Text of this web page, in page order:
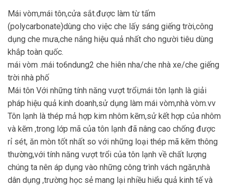
Mái vòm,mái tôn,cửa sắt.được làm từ tấm
(polycarbonate)dùng cho việc che lấy sáng giếng trời,công
dụng che mưa,che nắng hiệu quả nhất cho người tiêu dùng
khắp toàn quốc.
mái vòm .mái to6ndung2 che hiên nha/che nhà xe/che giếng
trời nhà phố
Mái tôn Với những tính năng vượt trổi,mái tôn lạnh là giải
pháp hiệu quả kinh doanh,sử dụng làm mái vòm,nhà vòm.vv
Tôn lạnh là thép mả hợp kim nhôm kẽm,sử kết hợp của nhôm
và kẽm ,trong lớp mã của tôn lạnh đã nâng cao chống được
rỉ sét, ăn mòn tốt nhất so với những loại thép mã kẽm thông
thường,với tính năng vượt trổi của tôn lạnh về chất lượng
chúng ta nên áp dụng vào những công trình vách ngăn,nhà
dân dụng ,trường học sẻ mang lại nhiều hiểu quả kinh tế và